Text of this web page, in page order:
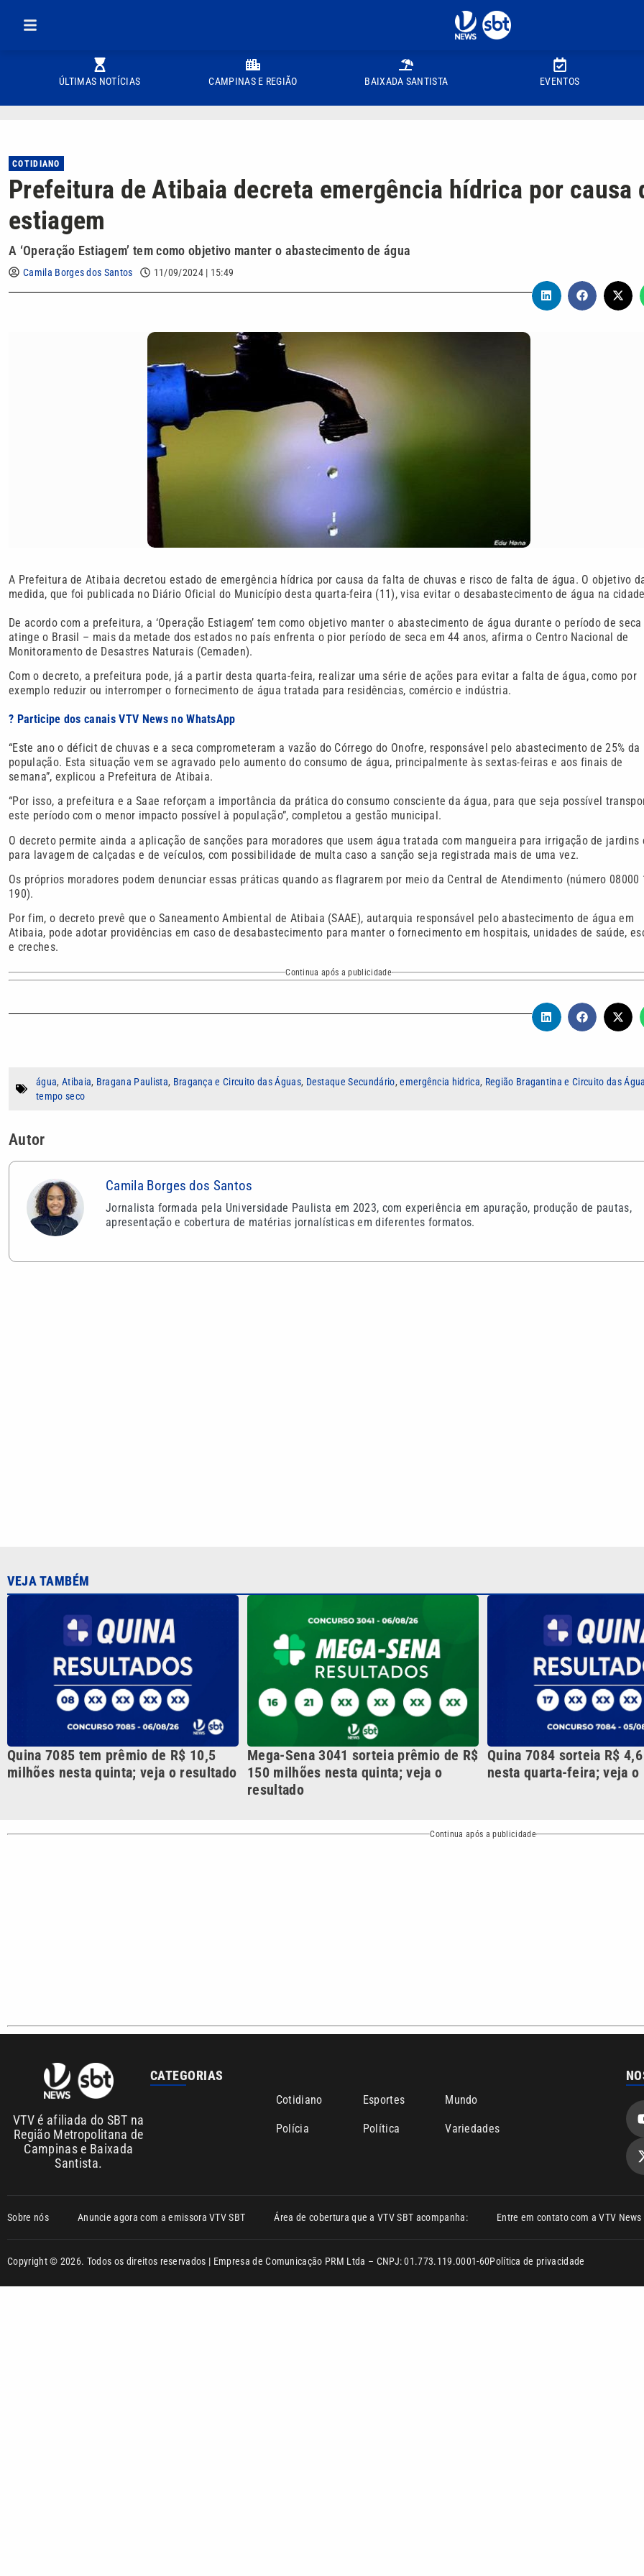
ÚLTIMAS NOTÍCIAS CAMPINAS E REGIÃO BAIXADA SANTISTA EVENTOS
COTIDIANO
Prefeitura de Atibaia decreta emergência hídrica por causa
estiagem
A ‘Operação Estiagem’ tem como objetivo manter o abastecimento de água
Camila Borges dos Santos 11/09/2024 | 15:49
A Prefeitura de Atibaia decretou estado de emergência hídrica por causa da falta de chuvas e risco de falta de água. O objetivo
medida, que foi publicada no Diário Oficial do Município desta quarta-feira (11), visa evitar o desabastecimento de água na
De acordo com a prefeitura, a ‘Operação Estiagem’ tem como objetivo manter o abastecimento de água durante o período de
atinge o Brasil – mais da metade dos estados no país enfrenta o pior período de seca em 44 anos, afirma o Centro Nacional de
Monitoramento de Desastres Naturais (Cemaden).
Com o decreto, a prefeitura pode, já a partir desta quarta-feira, realizar uma série de ações para evitar a falta de água, como por
exemplo reduzir ou interromper o fornecimento de água tratada para residências, comércio e indústria.
? Participe dos canais VTV News no WhatsApp
“Este ano o déficit de chuvas e a seca comprometeram a vazão do Córrego do Onofre, responsável pelo abastecimento de 25% da
população. Esta situação vem se agravado pelo aumento do consumo de água, principalmente às sextas-feiras e aos finais de
semana”, explicou a Prefeitura de Atibaia.
“Por isso, a prefeitura e a Saae reforçam a importância da prática do consumo consciente da água, para que seja possível
este período com o menor impacto possível à população”, completou a gestão municipal.
O decreto permite ainda a aplicação de sanções para moradores que usem água tratada com mangueira para irrigação de jardins
para lavagem de calçadas e de veículos, com possibilidade de multa caso a sanção seja registrada mais de uma vez.
Os próprios moradores podem denunciar essas práticas quando as flagrarem por meio da Central de Atendimento (número 08000
190).
Por fim, o decreto prevê que o Saneamento Ambiental de Atibaia (SAAE), autarquia responsável pelo abastecimento de água em
Atibaia, pode adotar providências em caso de desabastecimento para manter o fornecimento em hospitais, unidades de saúde,
e creches.
Continua após a publicidade
água, Atibaia, Bragana Paulista, Bragança e Circuito das Águas, Destaque Secundário,emergência hidrica, Região Bragantina e Circuito das
tempo seco
Autor
Camila Borges dos Santos
Jornalista formada pela Universidade Paulista em 2023, com experiência em apuração, produção de pautas,
apresentação e cobertura de matérias jornalísticas em diferentes formatos.
Quina 7085 tem prêmio de R$ 10,5
milhões nesta quinta; veja o resultado
150 milhões nesta quinta; veja o
nesta quarta-feira; veja o
Continua após a publicidade
VTV é afiliada do SBT na
Região Metropolitana de
CATEGORIAS
Esportes
Polícia Política Variedades